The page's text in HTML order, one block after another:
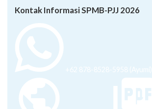
Kontak Informasi SPMB-PJJ 2026
+62 878-8528-5958 (Ayumi)